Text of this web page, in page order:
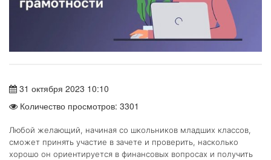
31 октября 2023 10:10
Количество просмотров: 3301
Любой желающий, начиная со школьников младших классов,
сможет принять участие в зачете и проверить, насколько
хорошо он ориентируется в финансовых вопросах и получить